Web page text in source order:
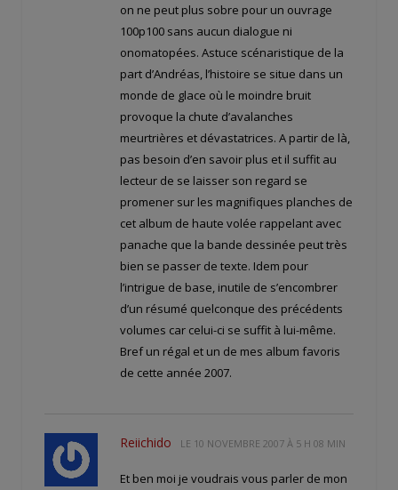
on ne peut plus sobre pour un ouvrage
100p100 sans aucun dialogue ni
onomatopées. Astuce scénaristique de la
part d’Andréas, l’histoire se situe dans un
monde de glace où le moindre bruit
provoque la chute d’avalanches
meurtrières et dévastatrices. A partir de là,
pas besoin d’en savoir plus et il suffit au
lecteur de se laisser son regard se
promener sur les magnifiques planches de
cet album de haute volée rappelant avec
panache que la bande dessinée peut très
bien se passer de texte. Idem pour
l’intrigue de base, inutile de s’encombrer
d’un résumé quelconque des précédents
volumes car celui-ci se suffit à lui-même.
Bref un régal et un de mes album favoris
de cette année 2007.
Reiichido LE 10 NOVEMBRE 2007 À 5 H 08 MIN
Et ben moi je voudrais vous parler de mon